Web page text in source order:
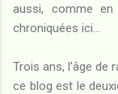
aussi, comme
chroniquées ici...
Trois ans, l'âge de
ce blog est le